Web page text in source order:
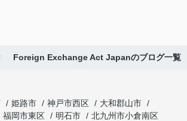
Foreign Exchange Act Japanのブログ一覧
姫路市 神戸市西区
大和郡山市
福岡市東区 明石市
北九州市小倉南区